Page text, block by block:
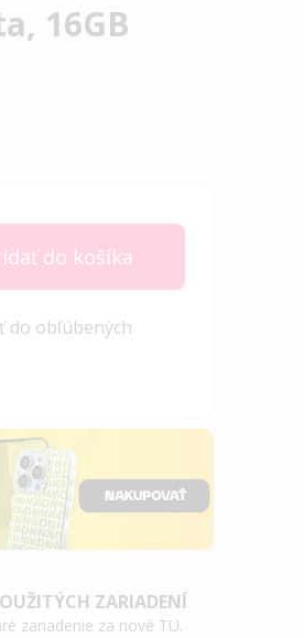
16GB
do košíka
do obľúbených
ZARIADENÍ
zariadenie za nové TU.